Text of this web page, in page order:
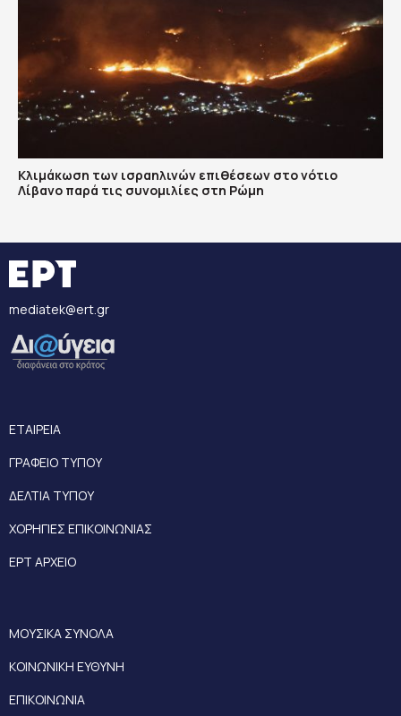
Κλιμάκωση των ισραηλινών επιθέσεων στο νότιο
Λίβανο παρά τις συνομιλίες στη Ρώμη
mediatek@ert.gr
ΕΤΑΙΡΕΙΑ
ΓΡΑΦΕΙΟ ΤΥΠΟΥ
ΔΕΛΤΙΑ ΤΥΠΟΥ
ΧΟΡΗΓΙΕΣ ΕΠΙΚΟΙΝΩΝΙΑΣ
ΕΡΤ ΑΡΧΕΙΟ
ΜΟΥΣΙΚΑ ΣΥΝΟΛΑ
ΚΟΙΝΩΝΙΚΗ ΕΥΘΥΝΗ
ΕΠΙΚΟΙΝΩΝΙΑ